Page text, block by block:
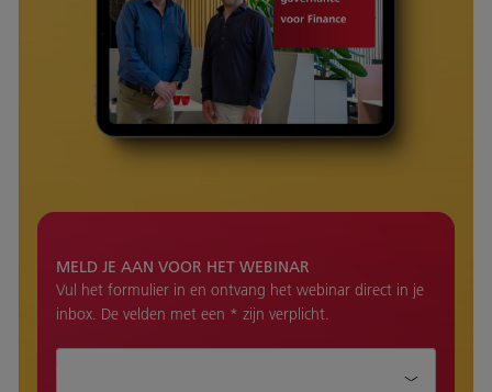
MELD JE AAN VOOR HET WEBINAR
Vul het formulier in en ontvang het webinar direct in je
inbox. De velden met een * zijn verplicht.